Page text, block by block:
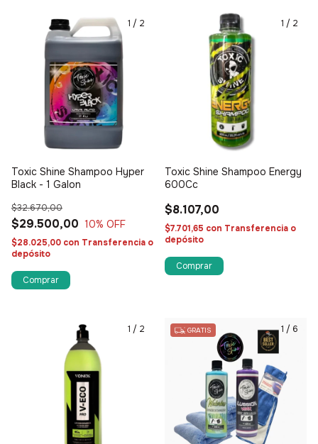
1 / 2
Toxic Shine Shampoo Hyper
Black - 1 Galon
$29.500,00
$32.670,00
10% OFF
$28.025,00 con Transferencia o
depósito
1 / 2
Toxic Shine Shampoo Energy
600Cc
$8.107,00
$7.701,65 con Transferencia o
depósito
1 / 2 1 / 6
GRATIS